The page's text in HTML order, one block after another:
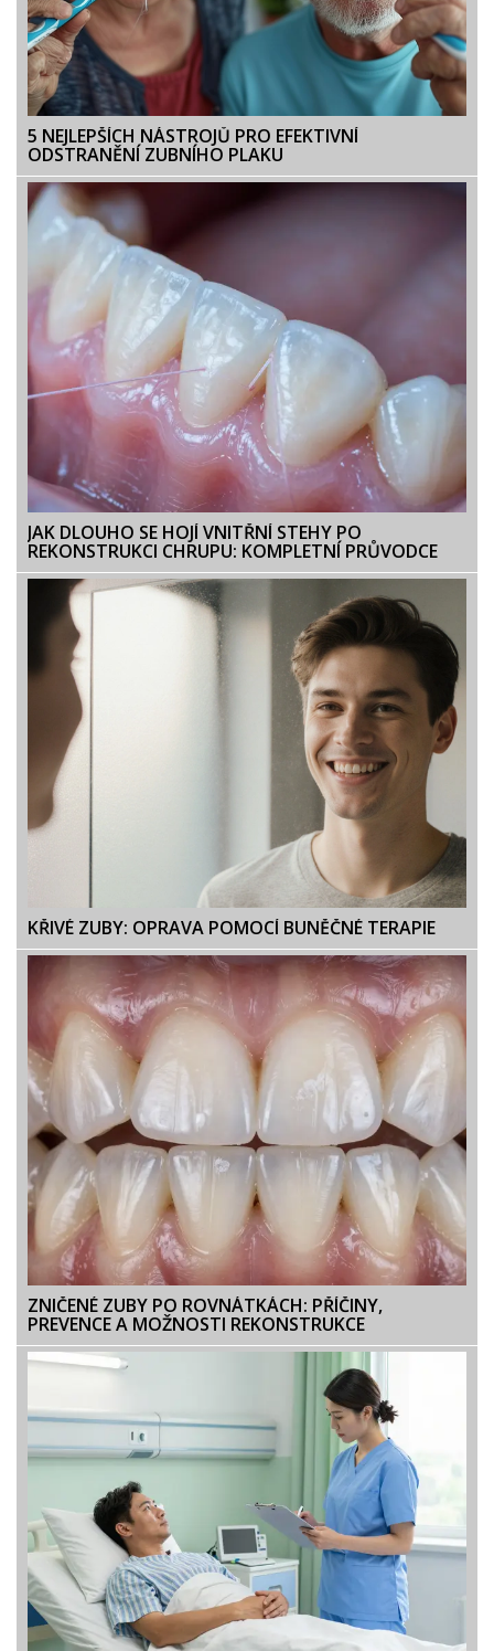
5 NEJLEPŠÍCH NÁSTROJŮ PRO EFEKTIVNÍ
ODSTRANĚNÍ ZUBNÍHO PLAKU
JAK DLOUHO SE HOJÍ VNITŘNÍ STEHY PO
REKONSTRUKCI CHRUPU: KOMPLETNÍ PRŮVODCE
KŘIVÉ ZUBY: OPRAVA POMOCÍ BUNĚČNÉ TERAPIE
ZNIČENÉ ZUBY PO ROVNÁTKÁCH: PŘÍČINY,
PREVENCE A MOŽNOSTI REKONSTRUKCE